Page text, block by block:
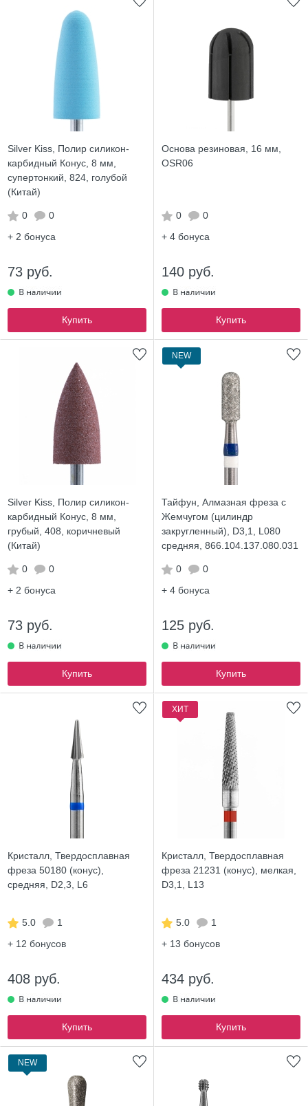
Silver Kiss, Полир силикон-
карбидный Конус, 8 мм,
супертонкий, 824, голубой
(Китай)
0
0
+ 2 бонуса
73 руб.
Купить
Основа резиновая, 16 мм,
OSR06
0
0
+ 4 бонуса
140 руб.
Купить
Silver Kiss, Полир силикон-
карбидный Конус, 8 мм,
грубый, 408, коричневый
(Китай)
0
0
+ 2 бонуса
73 руб.
Купить
NEW
Тайфун, Алмазная фреза с
Жемчугом (цилиндр
закругленный), D3,1, L080
средняя, 866.104.137.080.031
0
0
+ 4 бонуса
125 руб.
Купить
Кристалл, Твердосплавная
фреза 50180 (конус),
средняя, D2,3, L6
5.0
1
+ 12 бонусов
408 руб.
Купить
ХИТ
Кристалл, Твердосплавная
фреза 21231 (конус), мелкая,
D3,1, L13
5.0
1
+ 13 бонусов
434 руб.
Купить
NEW